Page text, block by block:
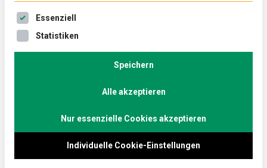
und Tiemo Wölken (SPD) im
Küchenkabinett
1. Dezember 2022
Bringt
zusammen?
Mortler
(CSU)
Bringt die Doppelkrise aus Pandemie und
zusammen? Das diskutiert Christoph Minhoff im
„Küchenkabinett“ mit Marlene Mortler (CSU, MdEP)
Es folgt eine Liste der Service-Gruppen, für die eine
Essenziell
Statistiken
Speichern
Alle akzeptieren
Nur essenzielle Cookies akzeptieren
Individuelle Cookie-Einstellungen